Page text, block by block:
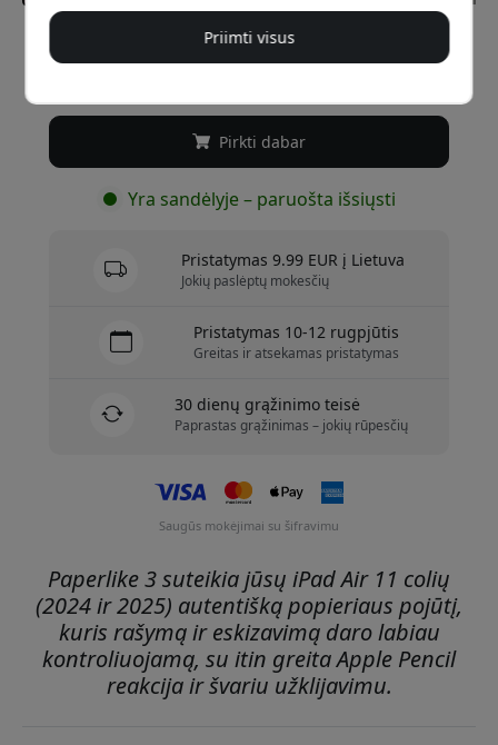
Rekomenduojama kaina
Pirkti dabar
Yra sandėlyje – paruošta išsiųsti
Pristatymas 9.99 EUR į Lietuva
Jokių paslėptų mokesčių
Pristatymas 10-12 rugpjūtis
Greitas ir atsekamas pristatymas
30 dienų grąžinimo teisė
Paprastas grąžinimas – jokių rūpesčių
Saugūs mokėjimai su šifravimu
Paperlike 3 suteikia jūsų iPad Air 11 colių
(2024 ir 2025) autentišką popieriaus pojūtį,
kuris rašymą ir eskizavimą daro labiau
kontroliuojamą, su itin greita Apple Pencil
reakcija ir švariu užklijavimu.
Priimti visus